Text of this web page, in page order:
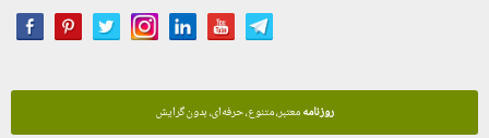
روزنامهمعتبر، متنوع، حرفه‌ای، بدون گرایش